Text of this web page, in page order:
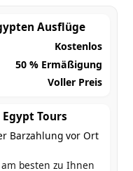
Ausflüge
Kostenlos
50 % Ermäßigung
Voller Preis
Tours
Barzahlung vor Ort
besten zu Ihnen